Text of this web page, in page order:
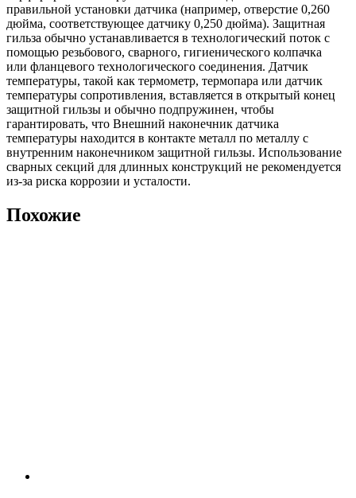
правильной установки датчика (например, отверстие 0,260
дюйма, соответствующее датчику 0,250 дюйма). Защитная
гильза обычно устанавливается в технологический поток с
помощью резьбового, сварного, гигиенического колпачка
или фланцевого технологического соединения. Датчик
температуры, такой как термометр, термопара или датчик
температуры сопротивления, вставляется в открытый конец
защитной гильзы и обычно подпружинен, чтобы
гарантировать, что Внешний наконечник датчика
температуры находится в контакте металл по металлу с
внутренним наконечником защитной гильзы. Использование
сварных секций для длинных конструкций не рекомендуется
из-за риска коррозии и усталости.
Похожие